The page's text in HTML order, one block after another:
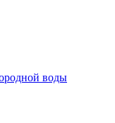
воды